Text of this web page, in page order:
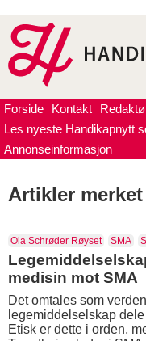
Forside Kontakt
Les nyeste Handikapnytt
Annonseinformasjon
Artikler
Ola Schrøder Røyset SMA
medisin mot SMA
Det omtales som
legemiddelselskap
Etisk er dette i orden,